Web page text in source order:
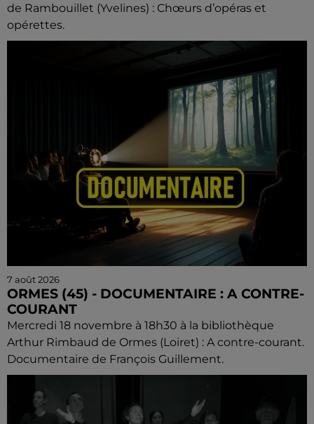
de Rambouillet (Yvelines) : Chœurs d’opéras et
opérettes.
7 août 2026
ORMES (45) - DOCUMENTAIRE : A CONTRE-
COURANT
Mercredi 18 novembre à 18h30 à la bibliothèque
Arthur Rimbaud de Ormes (Loiret) : A contre-courant.
Documentaire de François Guillement.